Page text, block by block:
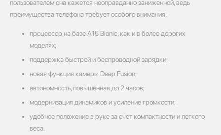
пользователем она кажется неоправданно заниженной, ведь
преимущества телефона требует особого внимания:
процессор на базе A15 Bionic, как и в более дорогих
моделях;
поддержка быстрой и беспроводной зарядки;
новая функция камеры Deep Fusion;
автономность, повышенная до 2 часов;
модернизация динамиков и усиление громкости;
удобное положение в руке за счет компактности и легкого
веса.